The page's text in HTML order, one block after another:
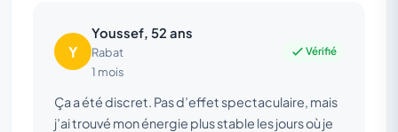
Y
Youssef, 52 ans
Rabat
1 mois
Vérifié
Ça a été discret. Pas d’effet spectaculaire, mais
j’ai trouvé mon énergie plus stable les jours où je